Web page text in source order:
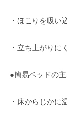
・ほこりを吸い
・立ち上がりに
●簡易ベッドの
・床からじかに